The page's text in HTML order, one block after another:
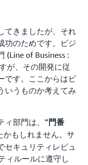
てきましたが、それ
功のためです。ビジ
(Line of Business :
が、その開発に従
です。ここからはビ
いうものか考えてみ
部門は、
“門番
もしれません。サ
セキュリティレビュ
ィルールに遵守し